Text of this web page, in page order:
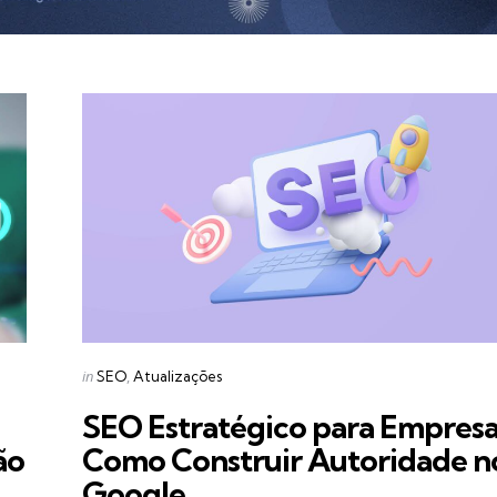
Categories
Posted
inSEO Atualizações
SEO Estratégico para
Como Construir Autoridade